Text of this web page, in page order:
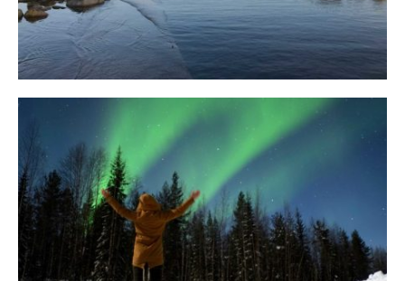
10 Tipps für eine erfolgreiche Jagd
auf Nordlichter
31. JANUAR 2018